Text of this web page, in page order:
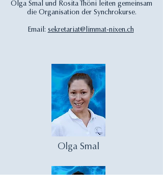
Olga Smal
Olga Smal und Rosita Thöni leiten gemeinsam
die Organisation der Synchrokurse.
Email: sekretariat@limmat-nixen.ch